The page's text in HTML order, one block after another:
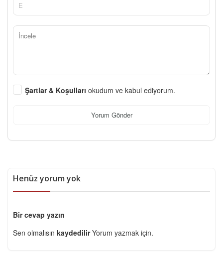
Şartlar & Koşulları okudum ve kabul ediyorum.
Yorum Gönder
Henüz yorum yok
Bir cevap yazın
Sen olmalısın kaydedilirYorum yazmak için.